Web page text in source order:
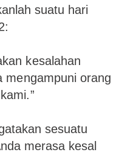
suatu hari
kesalahan
mengampuni orang
sesuatu
merasa kesal